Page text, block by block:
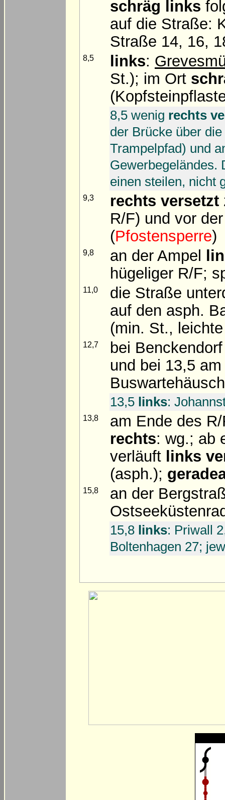
schräg links
auf die Straße:
Straße 14, 16,
8,5 links:
St.); im Ort
8,5 wenig rechts
der Brücke über
Trampelpfad) und
Gewerbegeländes.
einen steilen, nicht
9,3 rechts versetzt
R/F) und vor
(Pfostensperre)
9,8 an der Ampel
hügeliger R/F;
11,0
die Straße
auf den asph.
(min. St.,
12,7
bei
und bei 13,5
13,5 links:
13,8
am Ende des
rechts: wg.; ab
verläuft links
(asph.);
15,8
an der
15,8 links: Priwall
Boltenhagen 27;